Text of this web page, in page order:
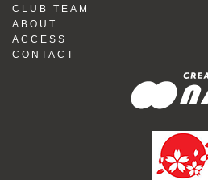
CLUB TEAM
ABOUT
ACCESS
CONTACT